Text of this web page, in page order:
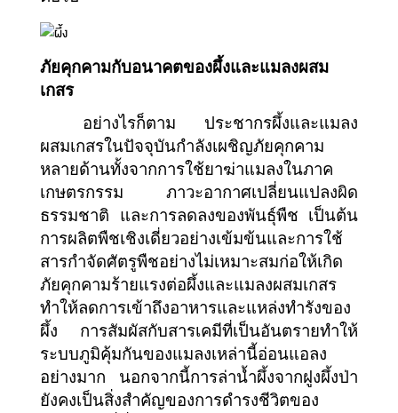
ภัยคุกคามกับอนาคตของผึ้งและแมลงผสม
เกสร
อย่างไรก็ตาม ประชากรผึ้งและแมลง
ผสมเกสรในปัจจุบันกำลังเผชิญภัยคุกคาม
หลายด้านทั้งจากการใช้ยาฆ่าแมลงในภาค
เกษตรกรรม ภาวะอากาศเปลี่ยนแปลงผิด
ธรรมชาติ และการลดลงของพันธุ์พืช เป็นต้น
การผลิตพืชเชิงเดี่ยวอย่างเข้มข้นและการใช้
สารกำจัดศัตรูพืชอย่างไม่เหมาะสมก่อให้เกิด
ภัยคุกคามร้ายแรงต่อผึ้งและแมลงผสมเกสร
ทำให้ลดการเข้าถึงอาหารและแหล่งทำรังของ
ผึ้ง การสัมผัสกับสารเคมีที่เป็นอันตรายทำให้
ระบบภูมิคุ้มกันของแมลงเหล่านี้อ่อนแอลง
อย่างมาก นอกจากนี้การล่าน้ำผึ้งจากฝูงผึ้งป่า
ยังคงเป็นสิ่งสำคัญของการดำรงชีวิตของ